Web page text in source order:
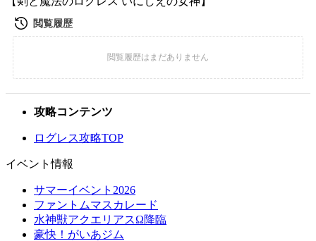
攻略コンテンツ
ログレス攻略TOP
イベント情報
サマーイベント2026
ファントムマスカレード
水神獣アクエリアスΩ降臨
豪快！がいあジム